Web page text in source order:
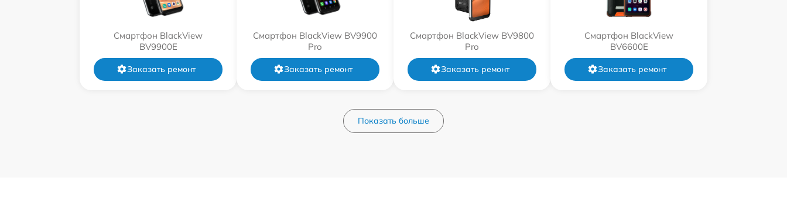
Смартфон BlackView
BV9900E
Заказать ремонт
Смартфон BlackView BV9900
Pro
Заказать ремонт
Смартфон BlackView BV9800
Pro
Заказать ремонт
Смартфон BlackView
BV6600E
Заказать ремонт
Показать больше